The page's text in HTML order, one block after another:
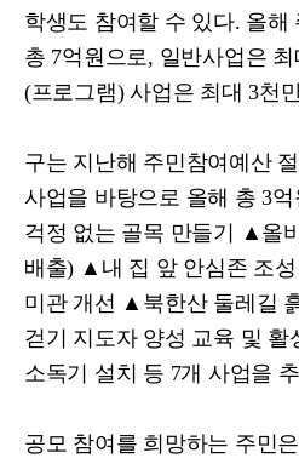
학생도 참여할 수 있다. 올해
총 7억원으로, 일반사업은
(프로그램)사업은 최대3천
구는 지난해 주민참여예산
사업을 바탕으로 올해 총3억
걱정 없는 골목 만들기
▲ 올
배출) ▲ 내 집 앞 안심존 조성
미관 개선 ▲ 북한산 둘레길
걷기 지도자 양성 교육 및 활
소독기 설치 등 7개 사업을
공모 참여를 희망하는 주민은